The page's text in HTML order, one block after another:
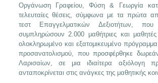
Οργάνωση Γραφείου, Φύση & Γεωργία
τελευταίες θέσεις, σύμφωνα με τα πρώτα
τεστ Επαγγελματικών Δεξιοτήτων,
συμπληρώσουν 2.000 μαθήτριες και
ολοκληρωμένο και εξατομικευμένο
προσανατολισμού, που προσφέρθηκε
Λαρισαίων, σε μια ιδιαίτερα αξιόλογη
ανταποκρίνεται στις ανάγκες της μαθητικής